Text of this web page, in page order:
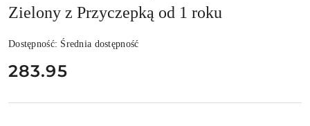
Zielony z Przyczepką od 1 roku
Dostępność: Średnia dostępność
cena:
283.95